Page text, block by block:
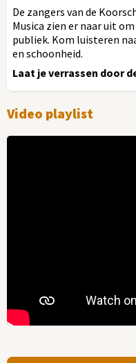
De zangers van de
Musica zien er naar uit
publiek. Kom luisteren
en schoonheid.
Laat je verrassen door
Video playlist